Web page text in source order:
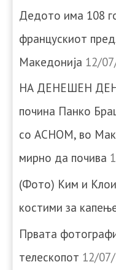
Дедото има 108
францускиот
Македонија 12/
НА ДЕНЕШЕН ДЕН:
почина Панко
со АСНОМ, во
мирно да почива
(Фото) Ким и
костими за
Првата
телескопот 12/